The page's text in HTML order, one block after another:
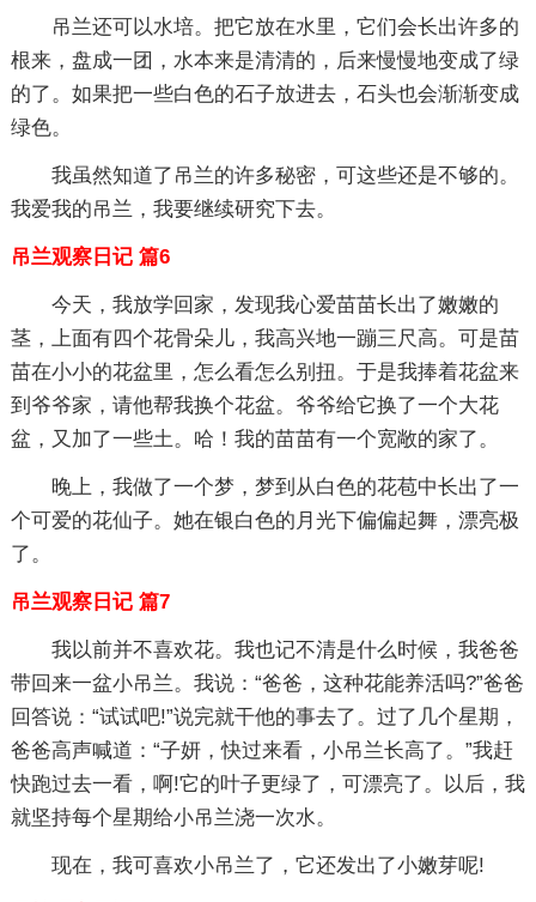
吊兰还可以水培。把它放在水里，它们会长出许多的
根来，盘成一团，水本来是清清的，后来慢慢地变成了绿
的了。如果把一些白色的石子放进去，石头也会渐渐变成
绿色。
我虽然知道了吊兰的许多秘密，可这些还是不够的。
我爱我的吊兰，我要继续研究下去。
吊兰观察日记 篇6
今天，我放学回家，发现我心爱苗苗长出了嫩嫩的
茎，上面有四个花骨朵儿，我高兴地一蹦三尺高。可是苗
苗在小小的花盆里，怎么看怎么别扭。于是我捧着花盆来
到爷爷家，请他帮我换个花盆。爷爷给它换了一个大花
盆，又加了一些土。哈！我的苗苗有一个宽敞的家了。
晚上，我做了一个梦，梦到从白色的花苞中长出了一
个可爱的花仙子。她在银白色的月光下偏偏起舞，漂亮极
了。
吊兰观察日记 篇7
我以前并不喜欢花。我也记不清是什么时候，我爸爸
带回来一盆小吊兰。我说：“爸爸，这种花能养活吗?”爸爸
回答说：“试试吧!”说完就干他的事去了。过了几个星期，
爸爸高声喊道：“子妍，快过来看，小吊兰长高了。”我赶
快跑过去一看，啊!它的叶子更绿了，可漂亮了。以后，我
就坚持每个星期给小吊兰浇一次水。
现在，我可喜欢小吊兰了，它还发出了小嫩芽呢!